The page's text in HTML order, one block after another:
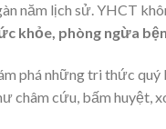
năm lịch sử. YHCT
khỏe, phòng ngừa
phá những tri thức
châm cứu, bấm huyệt,